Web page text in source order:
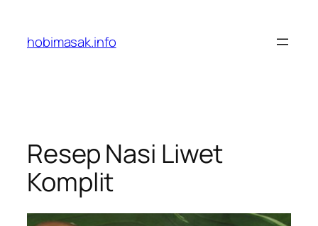
content
hobimasak.info
Resep Nasi Liwet
Komplit